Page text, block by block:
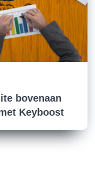
bovenaan
Keyboost